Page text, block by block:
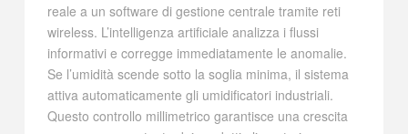
reale a un software di gestione centrale tramite reti
wireless. L’intelligenza artificiale analizza i flussi
informativi e corregge immediatamente le anomalie.
Se l’umidità scende sotto la soglia minima, il sistema
attiva automaticamente gli umidificatori industriali.
Questo controllo millimetrico garantisce una crescita